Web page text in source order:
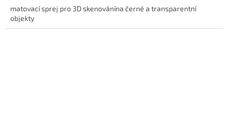
matovací sprej pro 3D skenovánína černé a transparentní
objekty